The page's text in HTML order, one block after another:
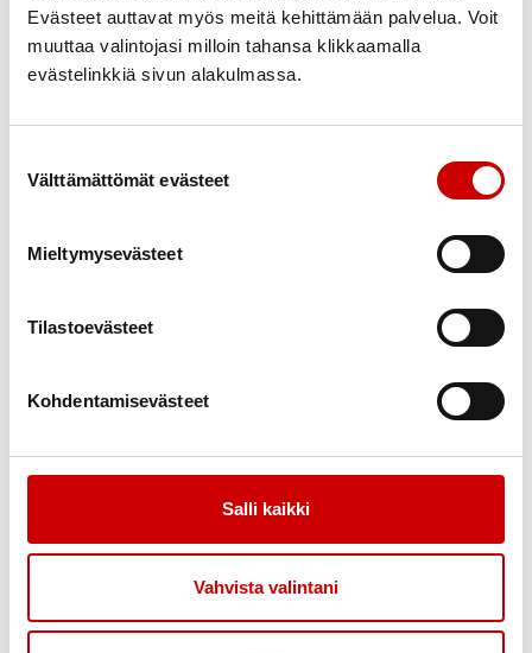
Evästeet auttavat myös meitä kehittämään palvelua. Voit
muuttaa valintojasi milloin tahansa klikkaamalla
evästelinkkiä sivun alakulmassa.
Välttämättömät evästeet
Mieltymysevästeet
Tilastoevästeet
Kohdentamisevästeet
Salli kaikki
Vahvista valintani
Esiäiti